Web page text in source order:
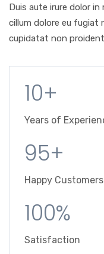
Duis aute irure dolor
cillum dolore eu fugiat
cupidatat non
10+
Years of
95+
Happy Customers
100%
Satisfaction